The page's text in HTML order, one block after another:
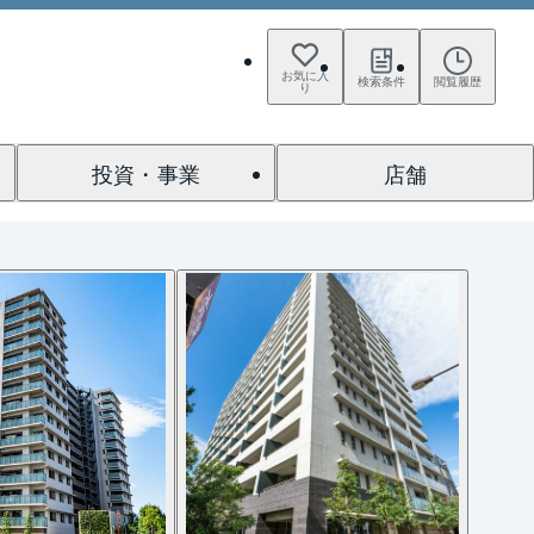
お気に入
り 検索条件 閲覧履歴
投資・事業 店舗